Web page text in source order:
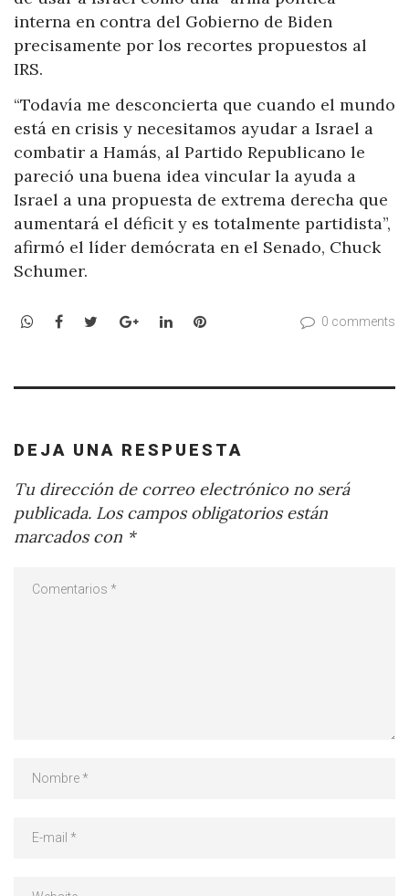
interna en contra del Gobierno de Biden
precisamente por los recortes propuestos al
IRS.
“Todavía me desconcierta que cuando el mundo
está en crisis y necesitamos ayudar a Israel a
combatir a Hamás, al Partido Republicano le
pareció una buena idea vincular la ayuda a
Israel a una propuesta de extrema derecha que
aumentará el déficit y es totalmente partidista”,
afirmó el líder demócrata en el Senado, Chuck
Schumer.
WhatsApp
Facebook
TwitterGoogle+LinkedInPinterest 0 comments
DEJA UNA RESPUESTA
Tu dirección de correo electrónico no será
publicada. Los campos obligatorios están
marcados con *